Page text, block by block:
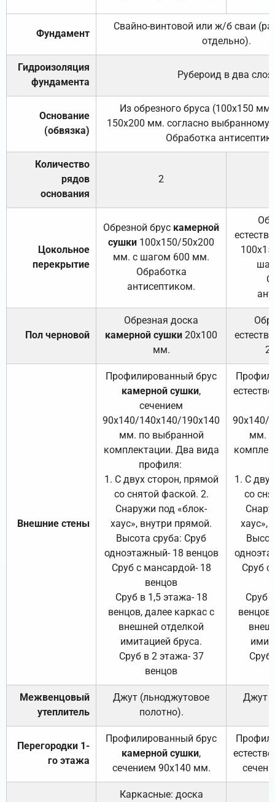
Фундамент
Свайно-винтовой или ж/б сваи
отдельно).
Гидроизоляция
фундамента
Рубероид в два слоя.
Основание
(обвязка)
Из обрезного бруса (100х150
150х200 мм. согласно выбранному
Обработка
Количество
рядов
основания
2
Цокольное
перекрытие
Обрезной брус камерной
сушки 100х150/50х200
мм. с шагом 600 мм.
Обработка
антисептиком.
Пол черновой
Обрезная доска
камерной сушки 20х100
мм.
Внешние стены
Профилированный брус
камерной сушки,
сечением
90х140/140х140/190х140
мм. по выбранной
комплектации. Два вида
профиля:
1. С двух сторон, прямой
со снятой фаской. 2.
Снаружи под «блок-
хаус», внутри прямой.
Высота сруба: Сруб
одноэтажный- 18 венцов
Сруб с мансардой- 18
венцов
Сруб в 1,5 этажа- 18
венцов, далее каркас с
внешней отделкой
имитацией бруса.
Сруб в 2 этажа- 37
венцов
90х140/
мм.
1. С
со
хаус»,
Сруб с
Сруб
Сруб
Межвенцовый
утеплитель
Джут (льноджутовое
полотно).
Джут
Перегородки 1-
го этажа
Профилированный брус
камерной сушки,
сечением 90х140 мм.
Каркасные: доска